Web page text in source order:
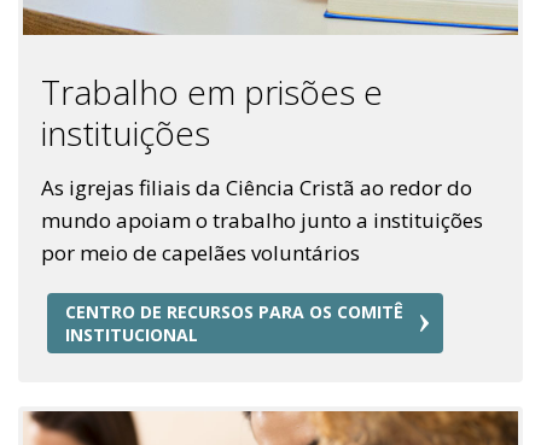
Trabalho em prisões e
instituições
As igrejas filiais da Ciência Cristã ao redor do
mundo apoiam o trabalho junto a instituições
por meio de capelães voluntários
CENTRO DE RECURSOS PARA OS COMITÊ
INSTITUCIONAL